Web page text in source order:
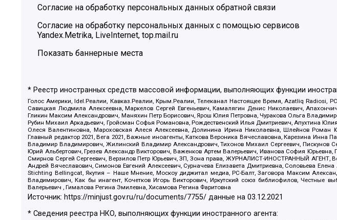
Согласие на обработку персональных данных обратной связи
Согласие на обработку персональных данных с помощью сервисов
Yandex.Metrika, LiveInternet, top.mail.ru
Показать баннерные места
* Реестр иностранных средств массовой информации, выполняющих функции
Голос Америки, Idel.Реалии, Кавказ.Реалии, Крым.Реалии, Телеканал Настоящее Время, Azatliq Radiosi,
Савицкая Людмила Алексеевна, Маркелов Сергей Евгеньевич, Камалягин Денис Николаевич,
Гликин Максим Александрович, Маняхин Петр Борисович, Ярош Юлия Петровна, Чуракова Ольга
Рубин Михаил Аркадьевич, Гройсман Софья Романовна, Рождественский Илья Дмитриевич, Апухтина
Олеся Валентиновна, Мароховская Алеся Алексеевна, Долинина Ирина Николаевна, Шлейнов
Главный редактор 2021, Вега 2021, Важные иноагенты, Каткова Вероника Вячеславовна, Карезина
Владимир Владимирович, Жилинский Владимир Александрович, Тихонов Михаил Сергеевич, Пискунов
Юрий Альбертович, Грезев Александр Викторович, Важенков Артем Валерьевич, Иванова София
Смирнов Сергей Сергеевич, Верзилов Петр Юрьевич, ЗП, Зона права, ЖУРНАЛИСТ-ИНОСТРАННЫЙ АГЕНТ,
Андрей Вячеславович, Симонов Евгений Алексеевич, Сурначева Елизавета Дмитриевна, Соловьева
Stichting Bellingcat, Якутия – Наше Мнение, Москоу диджитал медиа, РС-Балт, Заговора Максим
Владимирович, Как бы инагент, Кочетков Игорь Викторович, Иркутский союз библиофилов, Честные
Валерьевич , Гималова Регина Эмилевна, Хисамова Регина Фаритовна
Источник: https://minjust.gov.ru/ru/documents/7755/ данные на03.12.2021
* Сведения реестра НКО, выполняющих функции иностранного агента: